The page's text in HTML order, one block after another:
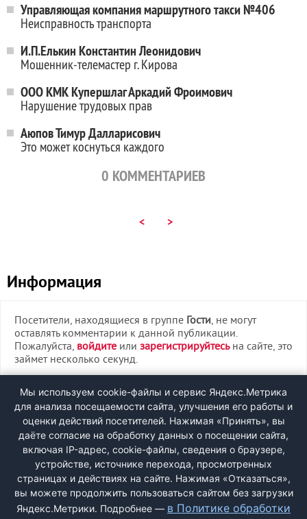
Управляющая компания маршрутного такси №406
Неисправность транспорта
И.П.Елькин Константин Леонидович
Мошенник-телемастер г. Кирова
ООО КМК Купершлаг Аркадий Фроимович
Нарушение трудовых прав
Аюпов Тимур Далларисович
Это может коснуться каждого
0 КОММЕНТАРИЕВ
< >
Информация
Посетители, находящиеся в группе Гости, не могут
оставлять комментарии к данной публикации.
Пожалуйста, войдите или зарегистрируйтесьна сайте, это
займет несколько секунд.
ВХОД
РЕГИСТРАЦИЯ
Быстрая регистрациячерез соцсети:
Мы используем cookie-файлы и сервис Яндекс.Метрика
для анализа посещаемости сайта, улучшения его работы и
оценки действий посетителей. Нажимая «Принять», вы
даёте согласие на обработку данных о посещении сайта,
включая IP-адрес, cookie-файлы, сведения о браузере,
устройстве, источнике перехода, просмотренных
страницах и действиях на сайте. Нажимая «Отказаться»,
вы можете продолжить пользоваться сайтом без загрузки
Яндекс.Метрики. Подробнее — в Политике обработки